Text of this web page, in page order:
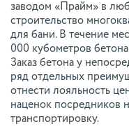
заводом «Прайм» в
строительство
для бани. В течение
000 кубометров
Заказ бетона у
ряд отдельных
отнести лояльность
наценок посредников
транспортировку.